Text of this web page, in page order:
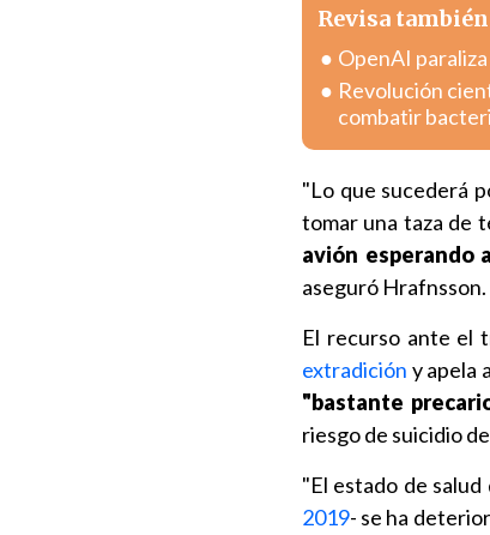
Revisa también
OpenAI
Revolución
combatir
"Lo que sucederá
tomar una taza de
avión esperando
aseguró Hrafnsson.
El recurso ante el
extradición y apela
"bastante
riesgo de suicidio
"El estado de salud
2019- se ha